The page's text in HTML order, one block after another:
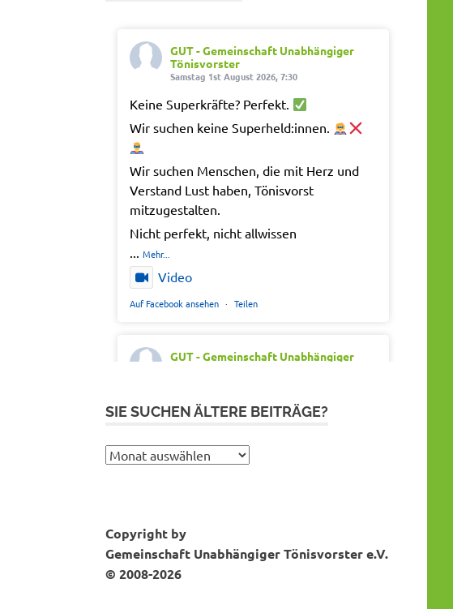
GUT - Gemeinschaft Unabhängiger
Tönisvorster
Samstag 1st August 2026, 7:30
Keine Superkräfte? Perfekt.
Wir suchen keine Superheld:innen.
Wir suchen Menschen, die mit Herz und
Verstand Lust haben, Tönisvorst
mitzugestalten.
Nicht perfekt, nicht allwissen
...Mehr...
Video
Auf Facebook ansehen · Teilen
GUT - Gemeinschaft Unabhängiger
Out of office. Out of drama.
gute Erholung.
#gemeinschaftunabhaengigertönisvorster
#tönisvorst
Video
SIE SUCHEN ÄLTERE BEITRÄGE?
Sie
Copyright by
Gemeinschaft Unabhängiger Tönisvorster e.V.
© 2008-2026